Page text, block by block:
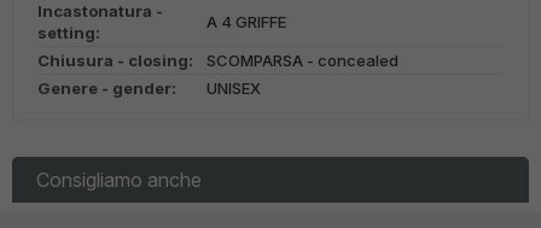
Incastonatura -
setting:
A 4 GRIFFE
Chiusura - closing:
SCOMPARSA - concealed
Genere - gender:
UNISEX
Consigliamo anche